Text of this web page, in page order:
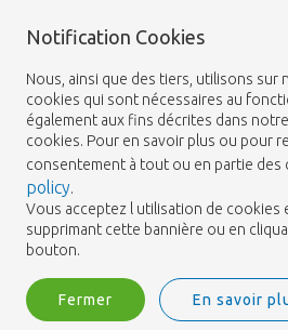
Notification Cookies
Nous, ainsi que des tiers, utilisons sur
cookies qui sont nécessaires au
également aux fins décrites dans
cookies. Pour en savoir plus ou pour
consentement à tout ou en partie des
policy.
Vous acceptez l utilisation de cookies
supprimant cette bannière ou en
bouton.
Fermer En savoir